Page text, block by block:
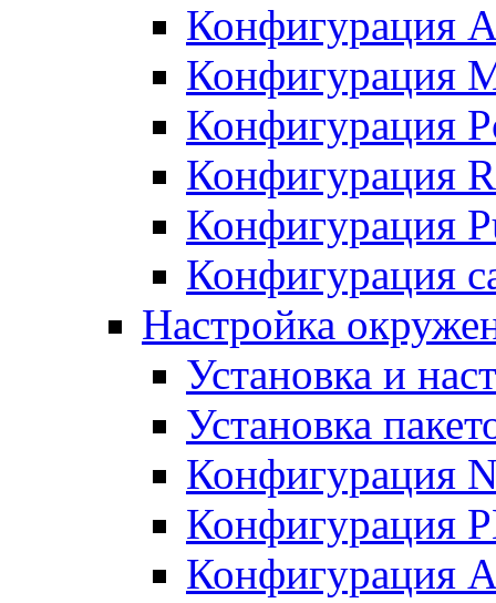
Конфигурация
Конфигурация
Конфигурация
Конфигурация
Конфигурация
Конфигурация
Настройка
Установка и
Установка
Конфигурация
Конфигурация
Конфигурация